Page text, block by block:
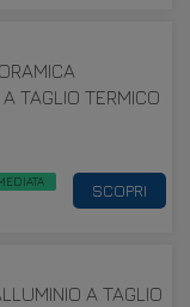
TAGLIO TERMICO
SCOPRI
A TAGLIO